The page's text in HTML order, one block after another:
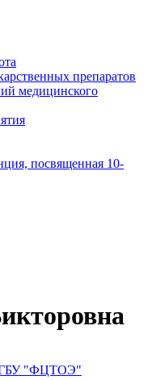
препаратов
медицинского
посвященная 10-
"ФЦТОЭ"